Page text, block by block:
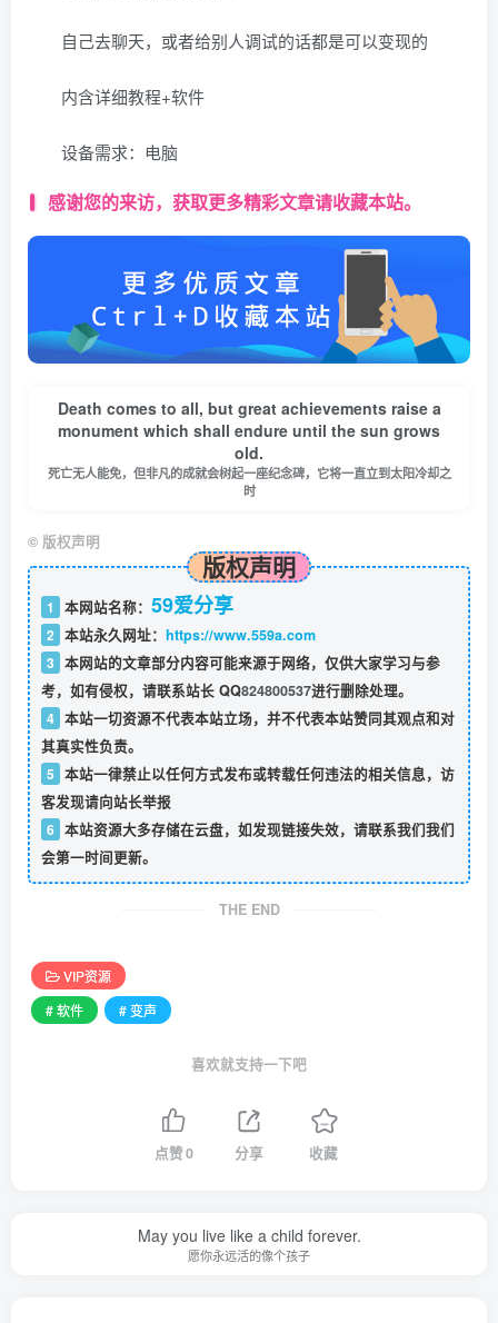
自己去聊天，或者给别人调试的话都是可以变现的
内含详细教程+软件
设备需求：电脑
感谢您的来访，获取更多精彩文章请收藏本站。
Death comes to all, but great achievements raise a
monument which shall endure until the sun grows
old.
死亡无人能免，但非凡的成就会树起一座纪念碑，它将一直立到太阳冷却之
时
© 版权声明
版权声明
1 本网站名称： 59爱分享
2 本站永久网址： https://www.559a.com
3 本网站的文章部分内容可能来源于网络，仅供大家学习与参
考，如有侵权，请联系站长 QQ824800537进行删除处理。
4 本站一切资源不代表本站立场，并不代表本站赞同其观点和对
其真实性负责。
5 本站一律禁止以任何方式发布或转载任何违法的相关信息，访
客发现请向站长举报
6 本站资源大多存储在云盘，如发现链接失效，请联系我们我们
会第一时间更新。
THE END
VIP资源
# 软件
# 变声
喜欢就支持一下吧
点赞0 分享 收藏
May you live like a child forever.
愿你永远活的像个孩子